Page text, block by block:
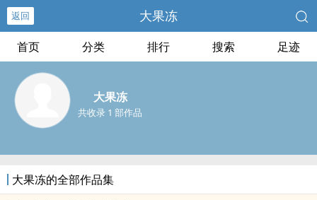
返回 大果冻
首页 分类 排行 搜索 足迹
大果冻
共收录 1 部作品
大果冻的全部作品集